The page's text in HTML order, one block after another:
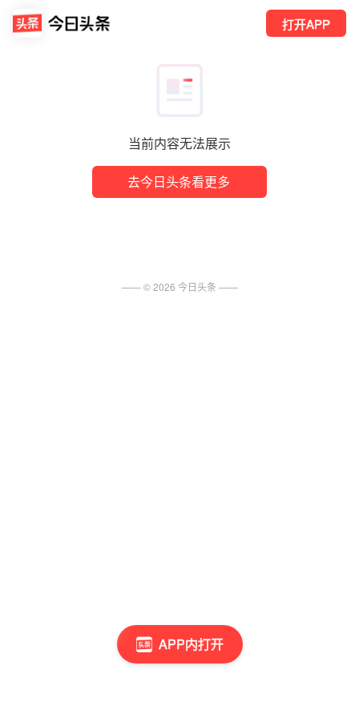
当前内容无法展示
去今日头条看更多
打开APP
APP内打开
—— ©2026 今日头条 ——